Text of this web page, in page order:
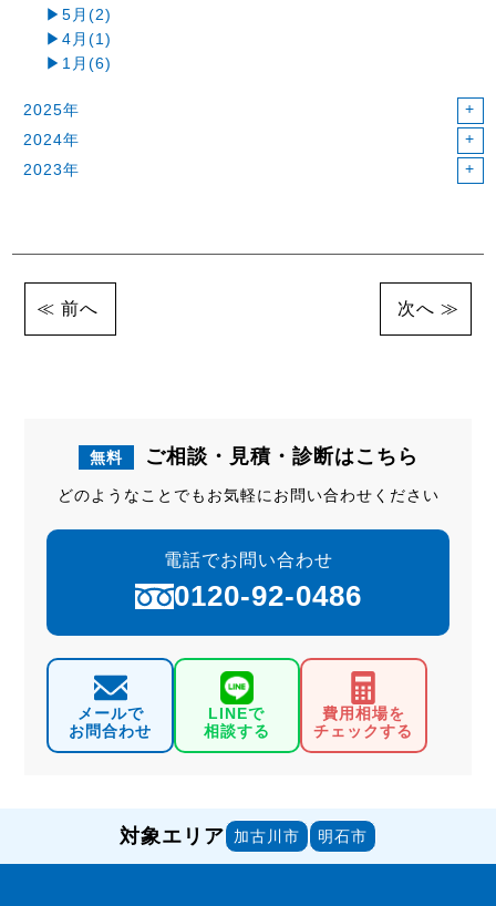
5月(2)
4月(1)
1月(6)
2025年
2024年
2023年
次へ
前へ
無料 ご相談・見積・診断はこちら
どのようなことでもお気軽にお問い合わせください
電話でお問い合わせ
0120-92-0486
メールで
お問合わせ
LINEで
相談する
費用相場を
チェックする
対象エリア 加古川市 明石市